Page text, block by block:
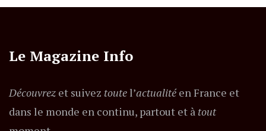
Le Magazine Info
Découvrez et suivez toutel’actualitéen France et
dans le monde en continu, partout et à tout